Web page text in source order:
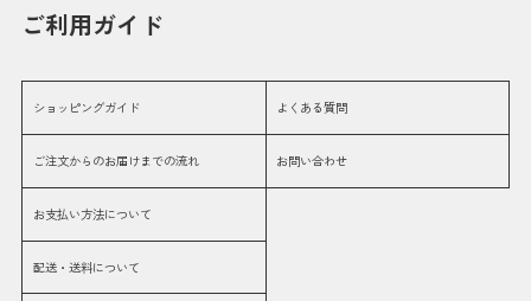
ご利用ガイド
ショッピングガイド
ご注文からのお届けまでの流れ
お支払い方法について
配送・送料について
よくある質問
お問い合わせ